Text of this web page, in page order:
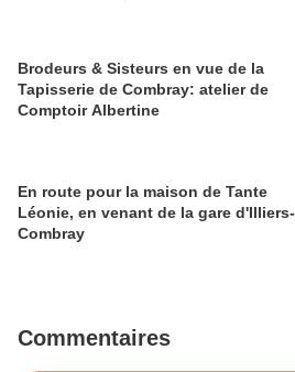
Brodeurs & Sisteurs en vue de la
Tapisserie de Combray: atelier de
Comptoir Albertine
En route pour la maison de Tante
Léonie, en venant de la gare d'Illiers-
Combray
Commentaires